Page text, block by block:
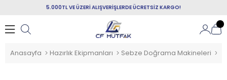
5.000TL VE ÜZERİ ALIŞVERİŞLERDE ÜCRETSİZ KARGO!
Anasayfa Hazırlık Ekipmanları Sebze Doğrama Makineleri